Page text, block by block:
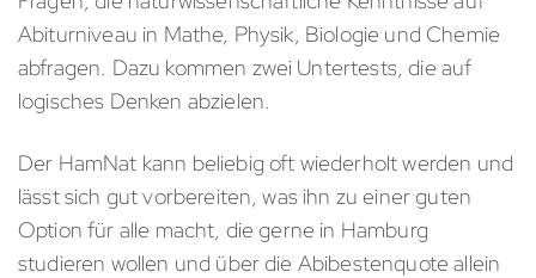
Abiturniveau in Mathe, Physik, Biologie und Chemie
abfragen. Dazu kommen zwei Untertests, die auf
logisches Denken abzielen.
Der HamNat kann beliebig oft wiederholt werden und
lässt sich gut vorbereiten, was ihn zu einer guten
Option für alle macht, die gerne in Hamburg
studieren wollen und über die Abibestenquote allein